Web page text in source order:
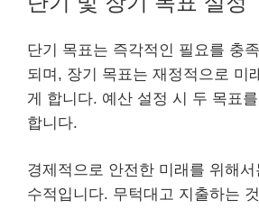
단기 목표는 즉각적인 필요를 충
되며, 장기 목표는 재정적으로 미
게 합니다. 예산 설정 시 두 목표
합니다.
경제적으로 안전한 미래를 위해서
수적입니다. 무턱대고 지출하는